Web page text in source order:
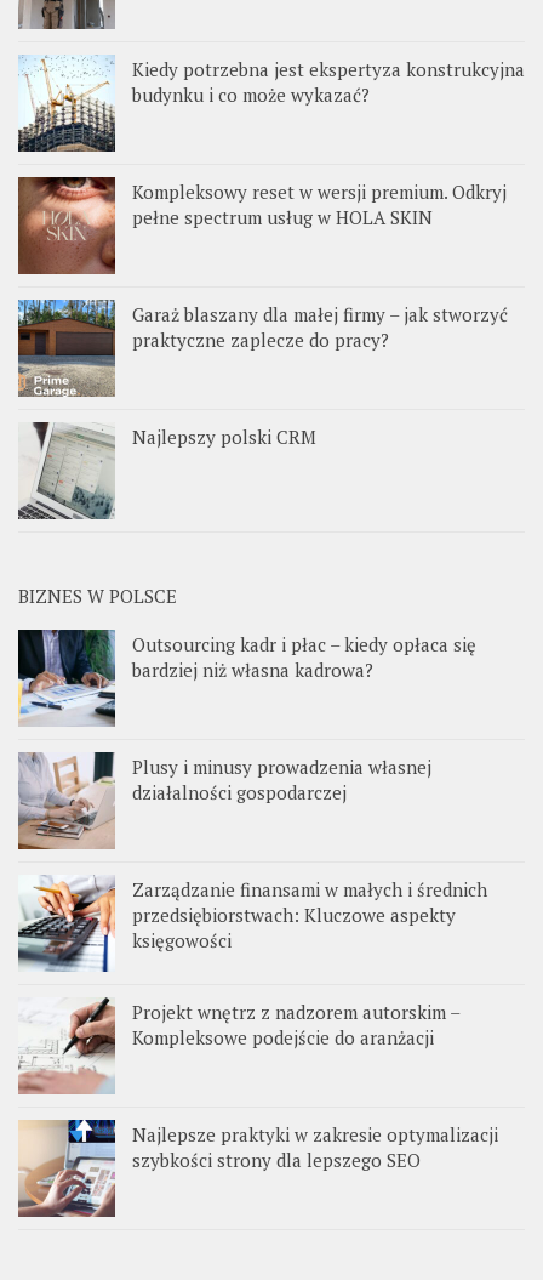
Kiedy potrzebna jest ekspertyza konstrukcyjna
budynku i co może wykazać?
Kompleksowy reset w wersji premium. Odkryj
pełne spectrum usług w HOLA SKIN
Garaż blaszany dla małej firmy – jak stworzyć
praktyczne zaplecze do pracy?
Najlepszy polski CRM
BIZNES W POLSCE
Outsourcing kadr i płac – kiedy opłaca się
bardziej niż własna kadrowa?
Plusy i minusy prowadzenia własnej
działalności gospodarczej
Zarządzanie finansami w małych i średnich
przedsiębiorstwach: Kluczowe aspekty
księgowości
Projekt wnętrz z nadzorem autorskim –
Kompleksowe podejście do aranżacji
Najlepsze praktyki w zakresie optymalizacji
szybkości strony dla lepszego SEO